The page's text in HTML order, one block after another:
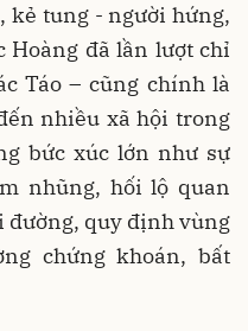
kẻ tung - người hứng,
Hoàng đã lần lượt chỉ
Táo – cũng chính là
nhiều xã hội trong
bức xúc lớn như sự
nhũng, hối lộ quan
đường, quy định vùng
chứng khoán, bất